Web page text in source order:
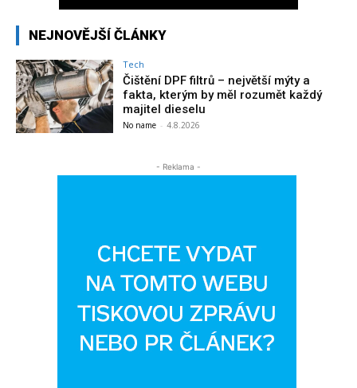
NEJNOVĚJŠÍ ČLÁNKY
Tech
Čištění DPF filtrů – největší mýty a
fakta, kterým by měl rozumět každý
majitel dieselu
No name - 4.8.2026
- Reklama -